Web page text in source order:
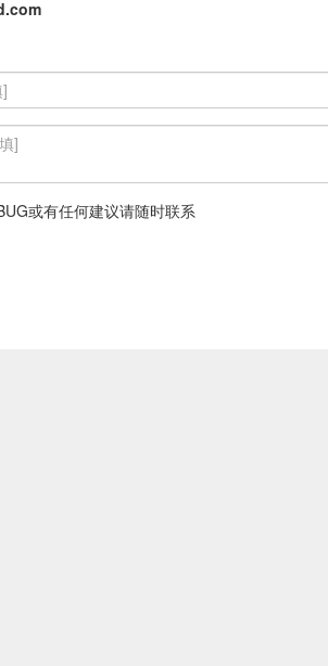
或有任何建议请随时联系